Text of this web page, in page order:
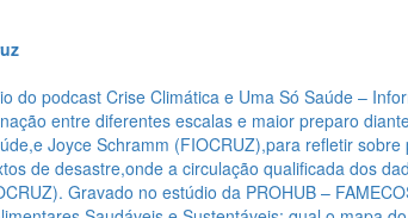
do podcast Crise Climática e Uma Só Saúde –
entre diferentes escalas e maior preparo
Joyce Schramm (FIOCRUZ),para refletir
de desastre,onde a circulação qualificada dos
Gravado no estúdio da PROHUB –